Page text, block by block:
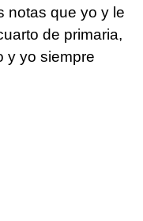
notas que yo y le
de primaria,
y yo siempre